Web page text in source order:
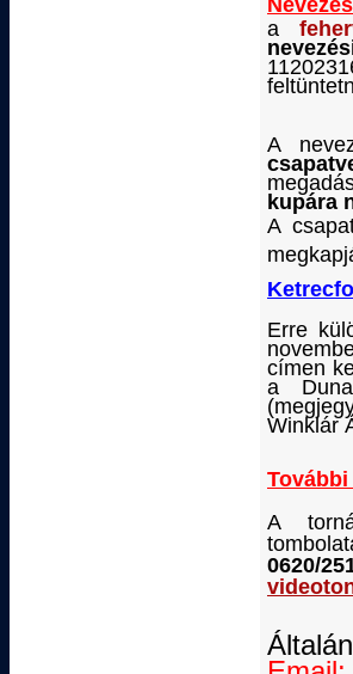
a
A
kupára
A
Erre
címen
a Duna
Winklár
A
0620/